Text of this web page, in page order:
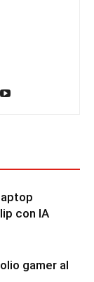
con IA
gamer al